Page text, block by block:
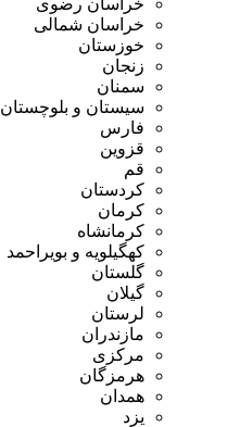
خراسان شمالی
خوزستان
زنجان
سمنان
سیستان و بلوچستان
فارس
قزوین
قم
کردستان
کرمان
کرمانشاه
کهگیلویه و بویراحمد
گلستان
گیلان
لرستان
مازندران
مرکزی
هرمزگان
همدان
یزد